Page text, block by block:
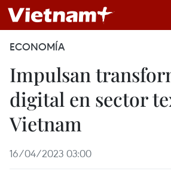
ECONOMÍA
Impulsan
digital en sector
Vietnam
16/04/2023 03:00